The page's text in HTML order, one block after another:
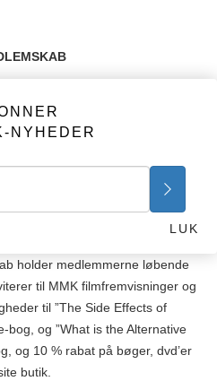
til MMK filmfremvisninger og
til ”The Side Effects of
holder medlemmerne løbende
til MMK filmfremvisninger og
til ”The Side Effects of
bog, og ”What is the Alternative
og 10 % rabat på bøger, dvd’er
butik.
NYHEDER
LUK